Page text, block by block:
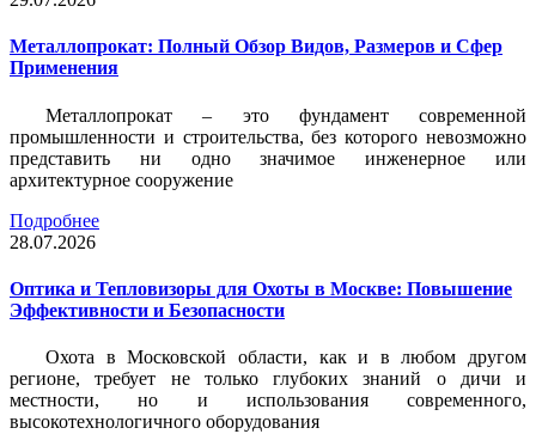
Металлопрокат: Полный Обзор Видов, Размеров и Сфер
Применения
Металлопрокат – это фундамент современной
промышленности и строительства, без которого невозможно
представить ни одно значимое инженерное или
архитектурное сооружение
Подробнее
28.07.2026
Оптика и Тепловизоры для Охоты в Москве: Повышение
Эффективности и Безопасности
Охота в Московской области, как и в любом другом
регионе, требует не только глубоких знаний о дичи и
местности, но и использования современного,
высокотехнологичного оборудования